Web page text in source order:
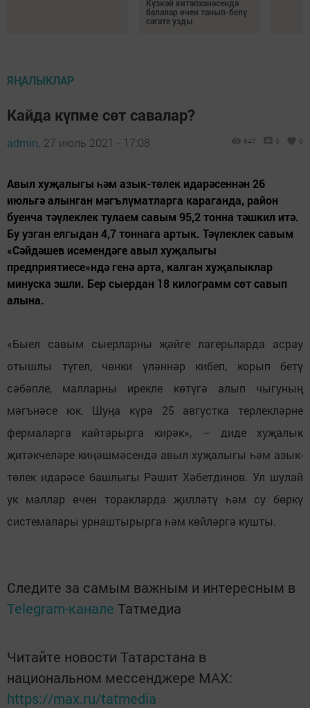
Күзкәй китапханәсендә
балалар өчен танып-белү
сәгате узды
ЯҢАЛЫКЛАР
Кайда күпме сөт савалар?
admin, 27 июль 2021 - 17:08 647 0 0
Авыл хуҗалыгы һәм азык-төлек идарәсеннән 26
июльгә алынган мәгълүматларга караганда, район
буенча тәүлеклек тулаем савым 95,2 тонна тәшкил итә.
Бу узган елгыдан 4,7 тоннага артык. Тәүлеклек савым
«Сәйдәшев исемендәге авыл хуҗалыгы
предприятиесе»ндә генә арта, калган хуҗалыклар
минуска эшли. Бер сыердан 18 килограмм сөт савып
алына.
«Быел савым сыерларны җәйге лагерьларда асрау
отышлы түгел, чөнки үләннәр кибеп, корып бетү
сәбәпле, малларны ирекле көтүгә алып чыгуның
мәгънәсе юк. Шуңа күрә 25 августка терлекләрне
фермаларга кайтарырга кирәк», – диде хуҗалык
җитәкчеләре киңәшмәсендә авыл хуҗалыгы һәм азык-
төлек идарәсе башлыгы Рәшит Хәбетдинов. Ул шулай
ук маллар өчен торакларда җилләтү һәм су бөркү
системалары урнаштырырга һәм көйләргә кушты.
Следите за самым важным и интересным в
Telegram-канале Татмедиа
Читайте новости Татарстана в
национальном мессенджере MАХ:
https://max.ru/tatmedia